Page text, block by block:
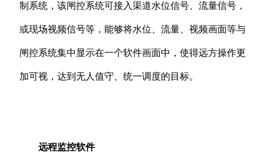
制系统，该闸控系统可接入渠道水位信号、流量信号，
或现场视频信号等，能够将水位、流量、视频画面等与
闸控系统集中显示在一个软件画面中，使得远方操作更
加可视，达到无人值守、统一调度的目标。
远程监控软件